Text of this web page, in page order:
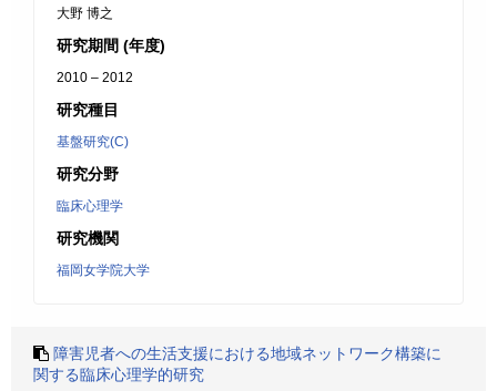
大野 博之
研究期間 (年度)
2010 – 2012
研究種目
基盤研究(C)
研究分野
臨床心理学
研究機関
福岡女学院大学
障害児者への生活支援における地域ネットワーク構築に
関する臨床心理学的研究